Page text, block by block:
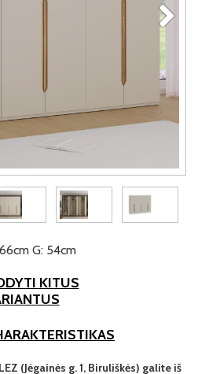
G: 54cm
KITUS
(Jėgainės g. 1, Biruliškės) galite iš